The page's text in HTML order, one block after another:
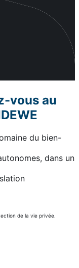
vous au
du bien-
dans un
de la vie privée.